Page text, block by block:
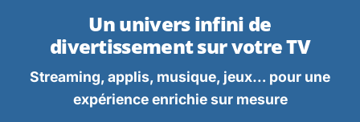
Un univers infini de
divertissement sur votre TV
Streaming, applis, musique, jeux… pour une
expérience enrichie sur mesure